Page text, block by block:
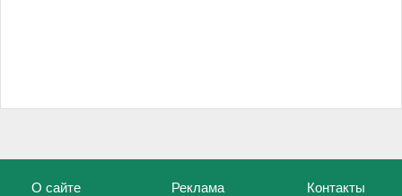
О сайте Реклама Контакты